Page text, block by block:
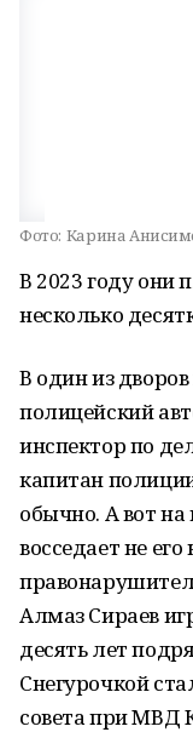
Фото: Карина
В 2023 году они
несколько
В один из
полицейский
инспектор по
капитан
обычно. А вот
восседает не
Алмаз Сираев
десять лет
Снегурочкой
совета при МВД